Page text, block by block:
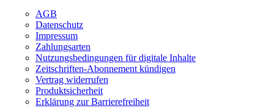
AGB
Datenschutz
Impressum
Zahlungsarten
Nutzungsbedingungen für digitale Inhalte
Zeitschriften-Abonnement kündigen
Vertrag widerrufen
Produktsicherheit
Erklärung zur Barrierefreiheit